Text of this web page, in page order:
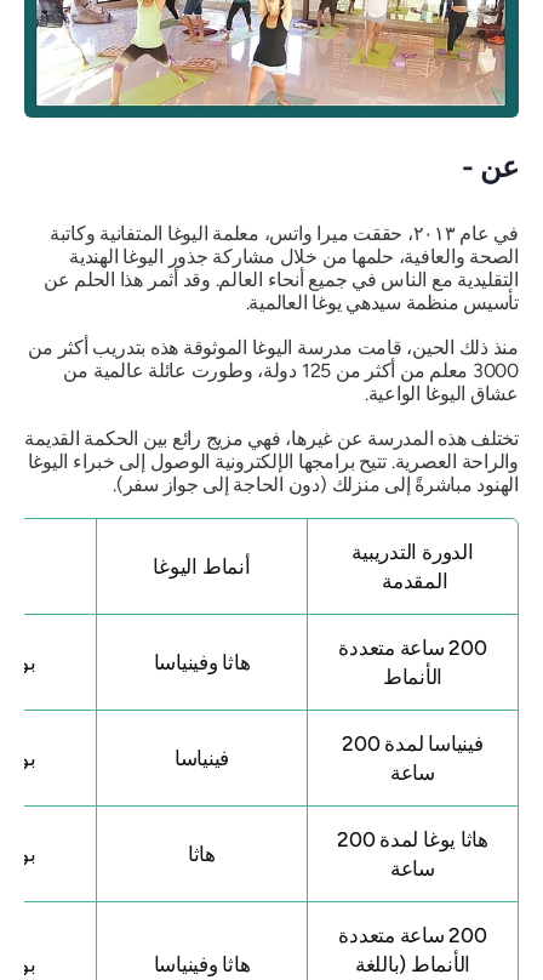
عن -
في عام ٢٠١٣، حققت ميرا واتس، معلمة اليوغا المتفانية وكاتبة
الصحة والعافية، حلمها من خلال مشاركة جذور اليوغا الهندية
التقليدية مع الناس في جميع أنحاء العالم. وقد أثمر هذا الحلم عن
تأسيس منظمة سيدهي يوغا العالمية.
منذ ذلك الحين، قامت مدرسة اليوغا الموثوقة هذه بتدريب أكثر من
3000 معلم من أكثر من 125 دولة، وطورت عائلة عالمية من
عشاق اليوغا الواعية.
تختلف هذه المدرسة عن غيرها، فهي مزيج رائع بين الحكمة القديمة
والراحة العصرية. تتيح برامجها الإلكترونية الوصول إلى خبراء اليوغا
الهنود مباشرةً إلى منزلك (دون الحاجة إلى جواز سفر).
الدورة التدريبية
المقدمة
أنماط اليوغا
200 ساعة متعددة
الأنماط
هاثا وفينياسا
فينياسا لمدة 200
ساعة
فينياسا
هاثا يوغا لمدة 200
ساعة
هاثا
200 ساعة متعددة
الأنماط (باللغة
هاثا وفينياسا